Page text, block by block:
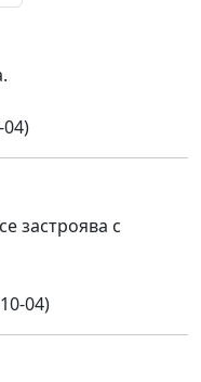
застроява с
04)